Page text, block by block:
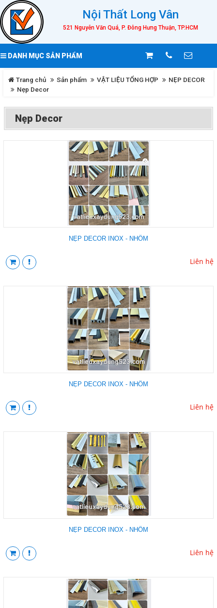
Nội Thất Long Vân
521 Nguyễn Văn Quá, P. Đông Hưng Thuận, TP.HCM
DANH MỤC SẢN PHẨM
Trang chủ Sản phẩm VẬT LIỆU TỔNG HỢP
NẸP DECOR
Nẹp Decor
Nẹp Decor
NẸP DECOR INOX - NHÔM
Liên hệ
NẸP DECOR INOX - NHÔM
Liên hệ
NẸP DECOR INOX - NHÔM
Liên hệ